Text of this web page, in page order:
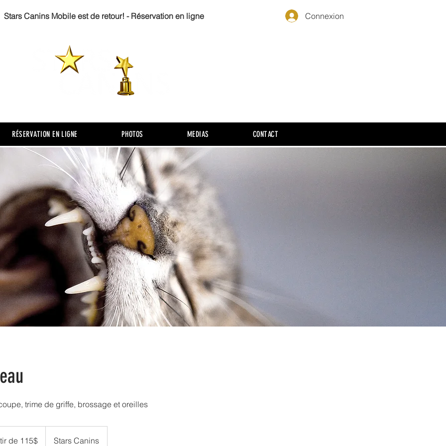
Stars Canins Mobile est de retour! - Réservation en ligne Connexion
RÉSERVATION EN LIGNE PHOTOS MEDIAS CONTACT
trime de griffe, brossage et oreilles
de 115$ Stars Canins